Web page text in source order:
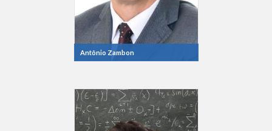
Antônio Zambon